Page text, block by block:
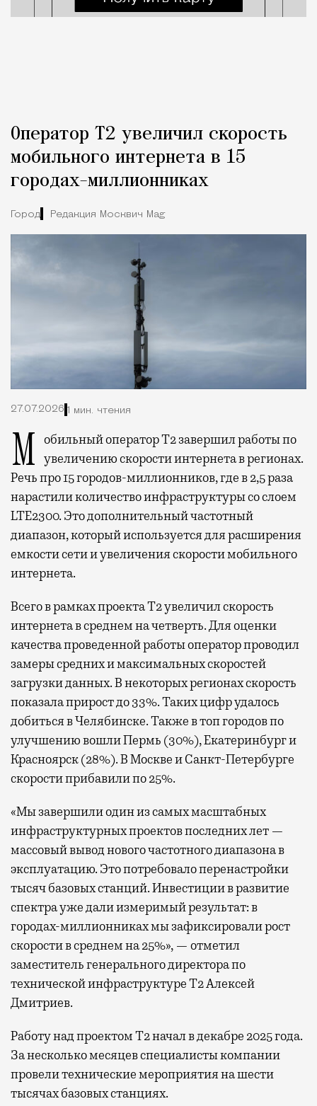
Оператор Т2 увеличил скорость
мобильного интернета в 15
городах-миллионниках
Город Редакция Москвич Mag
27.07.2026 1 мин. чтения
Мобильный оператор Т2 завершил работы по увеличению скорости интернета в регионах.
Речь про 15 городов-миллионников, где в 2,5 раза
нарастили количество инфраструктуры со слоем
LTE2300. Это дополнительный частотный
диапазон, который используется для расширения
емкости сети и увеличения скорости мобильного
интернета.
Всего в рамках проекта Т2 увеличил скорость
интернета в среднем на четверть. Для оценки
качества проведенной работы оператор проводил
замеры средних и максимальных скоростей
загрузки данных. В некоторых регионах скорость
показала прирост до 33%. Таких цифр удалось
добиться в Челябинске. Также в топ городов по
улучшению вошли Пермь (30%), Екатеринбург и
Красноярск (28%). В Москве и Санкт-Петербурге
скорости прибавили по 25%.
«Мы завершили один из самых масштабных
инфраструктурных проектов последних лет —
массовый вывод нового частотного диапазона в
эксплуатацию. Это потребовало перенастройки
тысяч базовых станций. Инвестиции в развитие
спектра уже дали измеримый результат: в
городах-миллионниках мы зафиксировали рост
скорости в среднем на 25%», — отметил
заместитель генерального директора по
технической инфраструктуре Т2 Алексей
Дмитриев.
Работу над проектом Т2 начал в декабре 2025 года.
За несколько месяцев специалисты компании
провели технические мероприятия на шести
тысячах базовых станциях.